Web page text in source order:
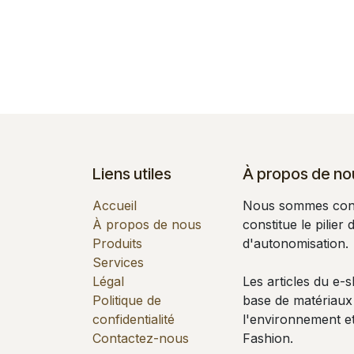
Liens utiles
Accueil
À propos de nous
Produits
Services
Légal
Politique de
confidentialité
Contactez-nous
À propos de
Nous sommes
constitue le pilier
d'autonomisation.
Les articles du e-
base de
l'environnement
Fashion.